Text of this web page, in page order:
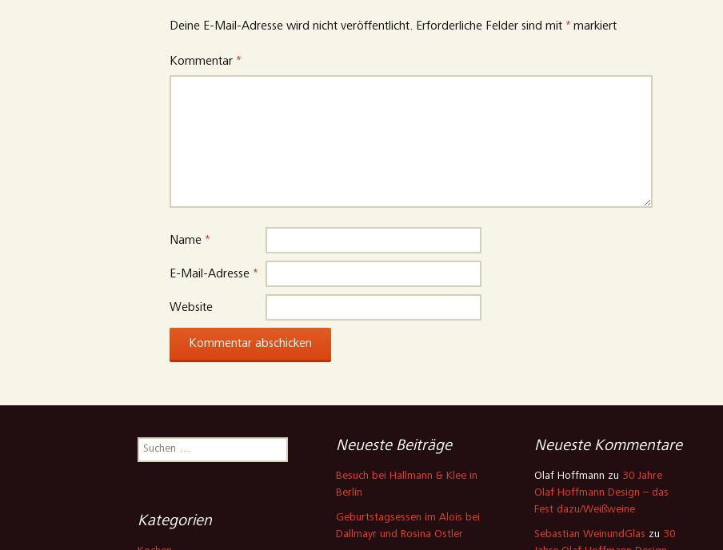
Deine E-Mail-Adresse wird nicht veröffentlicht. Erforderliche Felder sind mit * markiert
Kommentar *
Name *
E-Mail-Adresse *
Website
Suchen
nach:
Neueste Beiträge
Besuch bei Hallmann & Klee in
Berlin
Geburtstagsessen im Alois bei
Dallmayr und Rosina Ostler
Neueste Kommentare
Olaf Hoffmann zu 30 Jahre
Olaf Hoffmann Design – das
Fest dazu/Weißweine
Sebastian WeinundGlas zu 30
Kategorien